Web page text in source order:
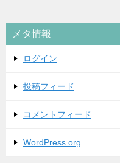
リ
ー
メタ情報
ログイン
投稿フィード
コメントフィード
WordPress.org